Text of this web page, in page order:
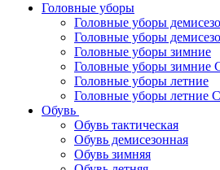
Головные уборы
Головные уборы
Головные уборы
Головные уборы зимние
Головные уборы зимние
Головные уборы летние
Головные уборы летние
Обувь
Обувь тактическая
Обувь демисезонная
Обувь зимняя